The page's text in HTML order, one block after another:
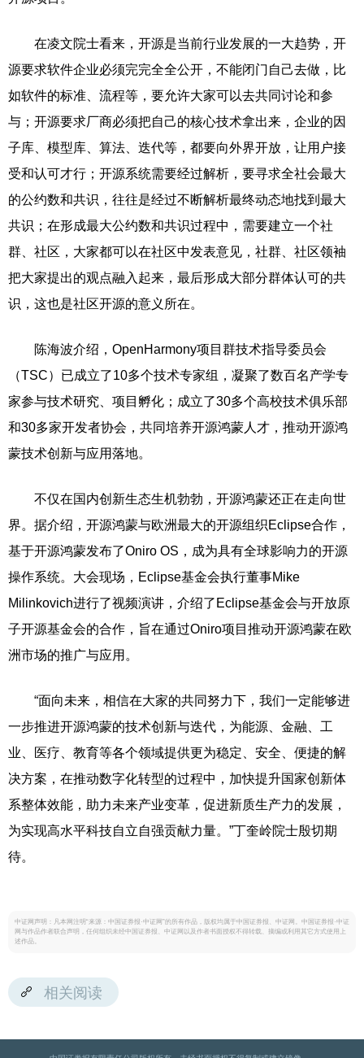
在凌文院士看来，开源是当前行业发展的一大趋势，开
源要求软件企业必须完完全全公开，不能闭门自己去做，比
如软件的标准、流程等，要允许大家可以去共同讨论和参
与；开源要求厂商必须把自己的核心技术拿出来，企业的因
子库、模型库、算法、迭代等，都要向外界开放，让用户接
受和认可才行；开源系统需要经过解析，要寻求全社会最大
的公约数和共识，往往是经过不断解析最终动态地找到最大
共识；在形成最大公约数和共识过程中，需要建立一个社
群、社区，大家都可以在社区中发表意见，社群、社区领袖
把大家提出的观点融入起来，最后形成大部分群体认可的共
识，这也是社区开源的意义所在。
陈海波介绍，OpenHarmony项目群技术指导委员会
（TSC）已成立了10多个技术专家组，凝聚了数百名产学专
家参与技术研究、项目孵化；成立了30多个高校技术俱乐部
和30多家开发者协会，共同培养开源鸿蒙人才，推动开源鸿
蒙技术创新与应用落地。
不仅在国内创新生态生机勃勃，开源鸿蒙还正在走向世
界。据介绍，开源鸿蒙与欧洲最大的开源组织Eclipse合作，
基于开源鸿蒙发布了Oniro OS，成为具有全球影响力的开源
操作系统。大会现场，Eclipse基金会执行董事Mike
Milinkovich进行了视频演讲，介绍了Eclipse基金会与开放原
子开源基金会的合作，旨在通过Oniro项目推动开源鸿蒙在欧
洲市场的推广与应用。
“面向未来，相信在大家的共同努力下，我们一定能够进
一步推进开源鸿蒙的技术创新与迭代，为能源、金融、工
业、医疗、教育等各个领域提供更为稳定、安全、便捷的解
决方案，在推动数字化转型的过程中，加快提升国家创新体
系整体效能，助力未来产业变革，促进新质生产力的发展，
为实现高水平科技自立自强贡献力量。”丁奎岭院士殷切期
待。
中证网声明：凡本网注明“来源：中国证券报·中证网”的所有作品，版权均属于中国证券报、中证网。中国证券报·中证
网与作品作者联合声明，任何组织未经中国证券报、中证网以及作者书面授权不得转载、摘编或利用其它方式使用上
述作品。
相关阅读